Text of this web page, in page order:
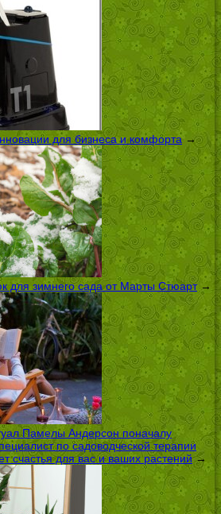
для бизнеса и комфорта→
для зимнего сада от Марты Стюарт→
Памелы Андерсон поначалу
по садоводческой терапии
счастья для вас и ваших растений→